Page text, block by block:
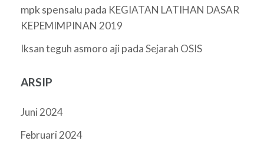
mpk spensalu pada KEGIATAN LATIHAN DASAR
KEPEMIMPINAN 2019
Iksan teguh asmoro aji padaSejarah OSIS
ARSIP
Juni 2024
Februari 2024